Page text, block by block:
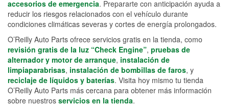
accesorios de emergencia. Prepararte con anticipación ayuda a
reducir los riesgos relacionados con el vehículo durante
condiciones climáticas severas y cortes de energía prolongados.
O’Reilly Auto Parts ofrece servicios gratis en la tienda, como
revisión gratis de la luz “Check Engine”, pruebas de
alternador y motor de arranque, instalación de
limpiaparabrisas, instalación de bombillas de faros, y
reciclaje de líquidos y baterías. Visita hoy mismo tu tienda
O’Reilly Auto Parts más cercana para obtener más información
sobre nuestros servicios en la tienda.